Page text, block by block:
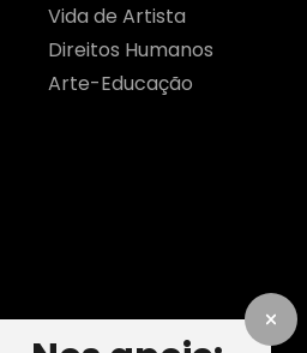
Vida de Artista
Direitos Humanos
Arte-Educação